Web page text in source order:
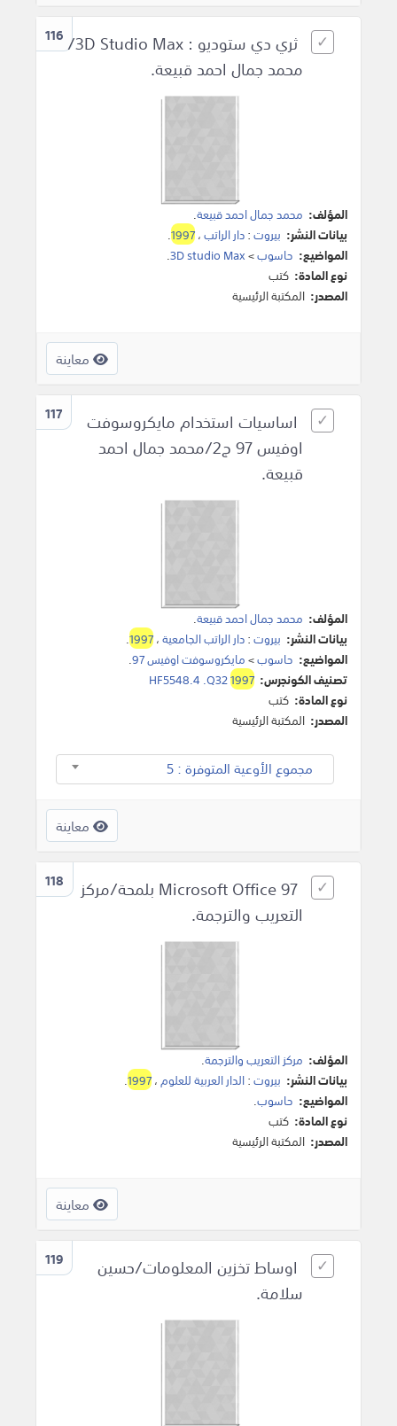
116ثري دي ستوديو : 3D Studio Max/
محمد جمال احمد قبيعة.
المؤلف: محمد جمال احمد قبيعة.
بيانات النشر: بيروت:دار الراتب،1997
.
المواضيع: حاسوب>
3D studio Max
.
نوع المادة: كتب
المصدر: المكتبة الرئيسية
معاينة
117
اساسيات استخدام مايكروسوفت
اوفيس 97 ج2/محمد جمال احمد
قبيعة.
المؤلف: محمد جمال احمد قبيعة.
بيانات النشر: بيروت:دار الراتب الجامعية،1997
.
المواضيع: حاسوب>مايكروسوفت اوفيس 97
.
تصنيف الكونجرس:
HF5548.4 .Q321997
نوع المادة: كتب
المصدر: المكتبة الرئيسية
مجموع الأوعية المتوفرة : 5
معاينة
118
Microsoft Office 97 بلمحة/مركز
التعريب والترجمة.
المؤلف: مركز التعريب والترجمة.
بيانات النشر: بيروت:الدار العربية للعلوم،1997
.
المواضيع: حاسوب.
نوع المادة: كتب
المصدر: المكتبة الرئيسية
معاينة
119
اوساط تخزين المعلومات/حسين
سلامة.